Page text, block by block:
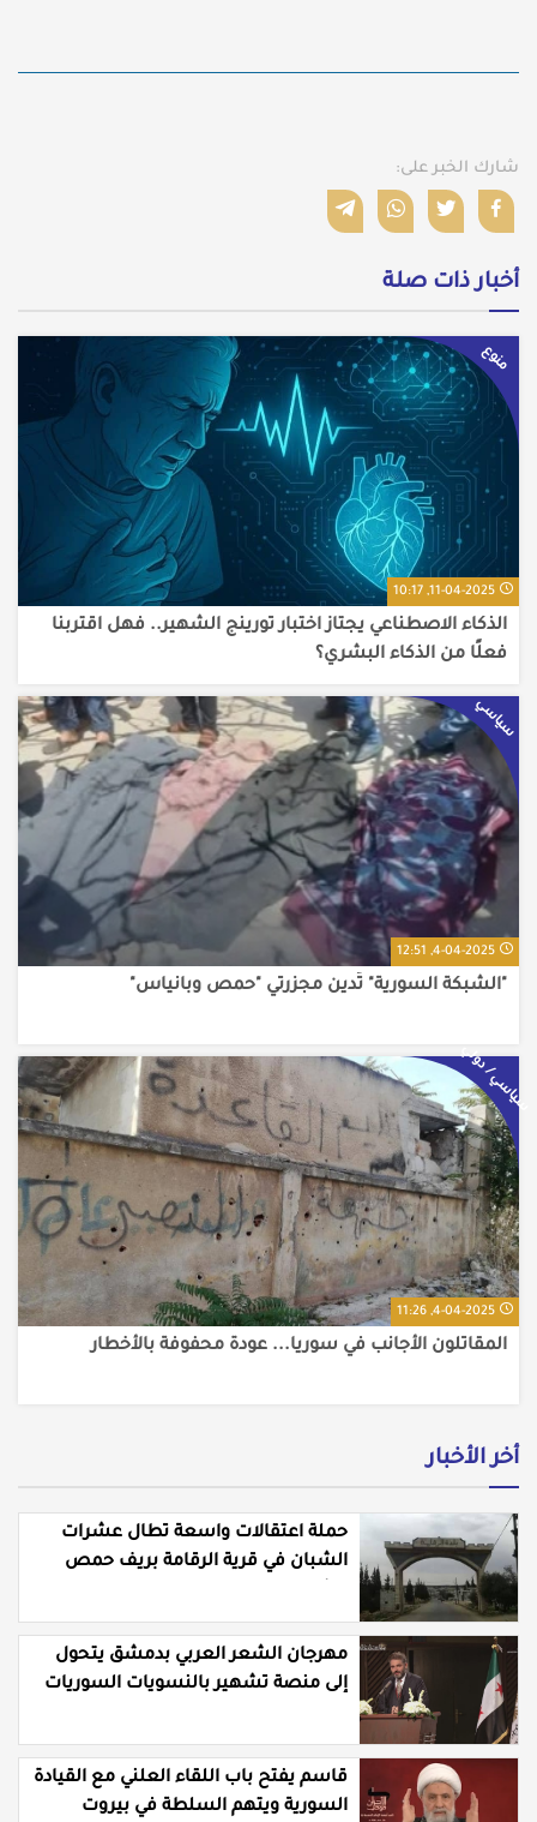
شارك الخبر على:
أخبار ذات صلة
منوع
11-04-2025, 10:17
الذكاء الاصطناعي يجتاز اختبار تورينج الشهير.. فهل اقتربنا
فعلًا من الذكاء البشري؟
سياسي
4-04-2025, 12:51
"الشبكة السورية" تُدين مجزرتي "حمص وبانياس"
سياسي / دولي
4-04-2025, 11:26
المقاتلون الأجانب في سوريا... عودة محفوفة بالأخطار
أخر الأخبار
حملة اعتقالات واسعة تطال عشرات
الشبان في قرية الرقامة بريف حمص
مهرجان الشعر العربي بدمشق يتحول
إلى منصة تشهير بالنسويات السوريات
قاسم يفتح باب اللقاء العلني مع القيادة
السورية ويتهم السلطة في بيروت